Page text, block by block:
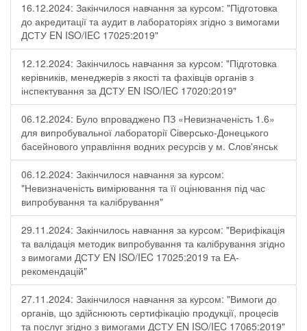
16.12.2024: Закінчилося навчання за курсом: "Підготовка
до акредитації та аудит в лабораторіях згідно з вимогами
ДСТУ EN ISO/IEC 17025:2019"
12.12.2024: Закінчилось навчання за курсом: "Підготовка
керівників, менеджерів з якості та фахівців органів з
інспектування за ДСТУ EN ISO/IEC 17020:2019"
06.12.2024: Було впроваджено ПЗ «Невизначеність 1.6»
для випробувальної лабораторії Cіверсько-Донецького
басейнового управління водних ресурсів у м. Слов'янськ
06.12.2024: Закінчилося навчання за курсом:
"Невизначеність вимірювання та її оцінювання під час
випробування та калібрування"
29.11.2024: Закінчилось навчання за курсом: "Верифікація
та валідація методик випробування та калібрування згідно
з вимогами ДСТУ EN ISO/IEC 17025:2019 та ЕА-
рекомендацій"
27.11.2024: Закінчилося навчання за курсом: "Вимоги до
органів, що здійснюють сертифікацію продукції, процесів
та послуг згідно з вимогами ДСТУ EN ISO/IEC 17065:2019"